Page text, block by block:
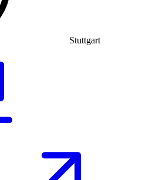
Stuttgart